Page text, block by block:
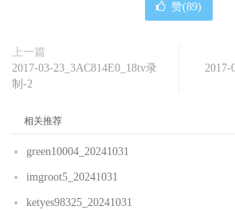
赞(89)
上一篇
2017-03-23_3AC814E0_18tv录
制-2
2017-
相关推荐
green10004_20241031
imgroot5_20241031
ketyes98325_20241031